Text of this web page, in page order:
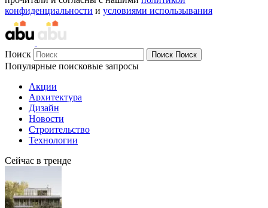
конфиденциальности и условиями использывания
Поиск Поиск Поиск
Популярные поисковые запросы
Акции
Архитектура
Дизайн
Новости
Строительство
Технологии
Сейчас в тренде